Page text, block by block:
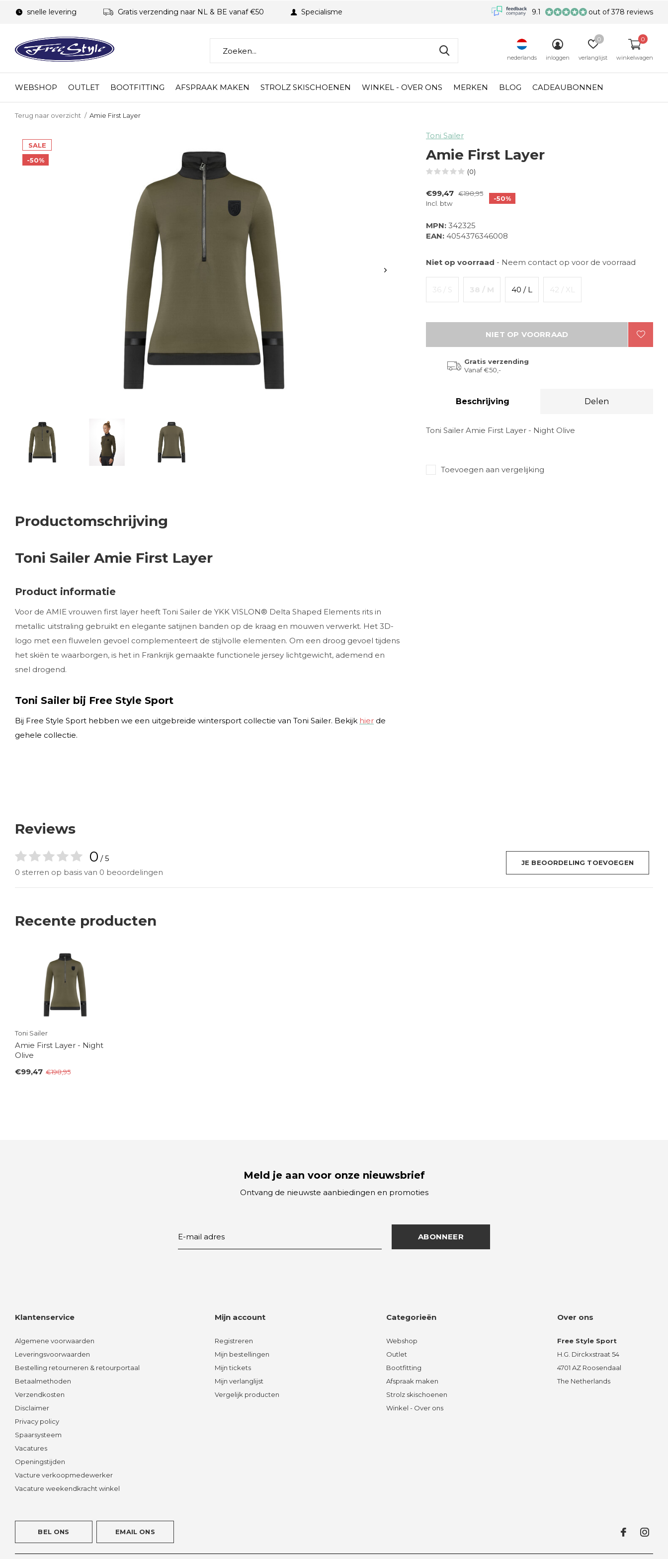
WEBSHOP OUTLET BOOTFITTING AFSPRAAK MAKEN STROLZ SKISCHOENEN WINKEL - OVER ONS MERKEN BLOG CADEAUBONNEN
nederlands inloggen verlanglijst
0
winkelwagen
0
snelle levering Gratis verzending naar NL & BE vanaf €50 Specialisme 9.1 out of 378 reviews
Terug naar overzicht Amie First Layer
SALE
-50%
Toni Sailer
Amie First Layer
(0)
€99,47 €198,95
Incl. btw
-50%
MPN: 342325
EAN: 4054376346008
Niet op voorraad - Neem contact op voor de voorraad
36 / S 38 / M 40 / L 42 / XL
NIET OP VOORRAAD
Gratis verzending
Vanaf €50,-
Beschrijving Delen
Toni Sailer Amie First Layer - Night Olive
Toevoegen aan vergelijking
Productomschrijving
Toni Sailer Amie First Layer
Product informatie
Voor de AMIE vrouwen first layer heeft Toni Sailer de YKK VISLON® Delta Shaped Elements rits in
metallic uitstraling gebruikt en elegante satijnen banden op de kraag en mouwen verwerkt. Het 3D-
logo met een fluwelen gevoel complementeert de stijlvolle elementen. Om een droog gevoel tijdens
het skiën te waarborgen, is het in Frankrijk gemaakte functionele jersey lichtgewicht, ademend en
snel drogend.
Toni Sailer bij Free Style Sport
Bij Free Style Sport hebben we een uitgebreide wintersport collectie van Toni Sailer. Bekijk hier de
gehele collectie.
Reviews
0 / 5
0 sterren op basis van 0 beoordelingen
JE BEOORDELING TOEVOEGEN
Recente producten
Toni Sailer
Amie First Layer - Night
Olive
€99,47 €198,95
Meld je aan voor onze nieuwsbrief
Ontvang de nieuwste aanbiedingen en promoties
ABONNEER
Klantenservice
Algemene voorwaarden
Leveringsvoorwaarden
Bestelling retourneren & retourportaal
Betaalmethoden
Verzendkosten
Disclaimer
Privacy policy
Spaarsysteem
Vacatures
Openingstijden
Vacture verkoopmedewerker
Vacature weekendkracht winkel
Mijn account
Registreren
Mijn bestellingen
Mijn tickets
Mijn verlanglijst
Vergelijk producten
Categorieën
Webshop
Outlet
Bootfitting
Afspraak maken
Strolz skischoenen
Winkel - Over ons
Over ons
Free Style Sport
H.G. Dirckxstraat 54
4701 AZ Roosendaal
The Netherlands
BEL ONS EMAIL ONS